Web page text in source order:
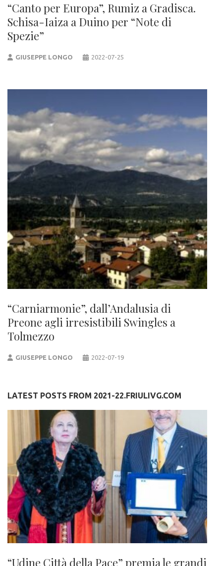
“Canto per Europa”, Rumiz a Gradisca.
Schisa-Iaiza a Duino per “Note di
Spezie”
GIUSEPPE LONGO 2022-07-25
“Carniarmonie”, dall’Andalusia di
Preone agli irresistibili Swingles a
Tolmezzo
GIUSEPPE LONGO 2022-07-19
LATEST POSTS FROM 2021-22.FRIULIVG.COM
“Udine Città della Pace” premia le grandi